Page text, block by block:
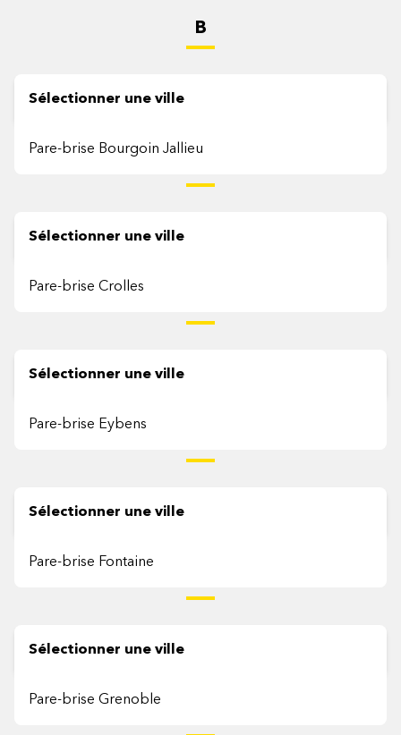
B
Sélectionner une ville
Pare-brise Bourgoin Jallieu
Sélectionner une ville
Pare-brise Crolles
Sélectionner une ville
Pare-brise Eybens
Sélectionner une ville
Pare-brise Fontaine
Sélectionner une ville
Pare-brise Grenoble